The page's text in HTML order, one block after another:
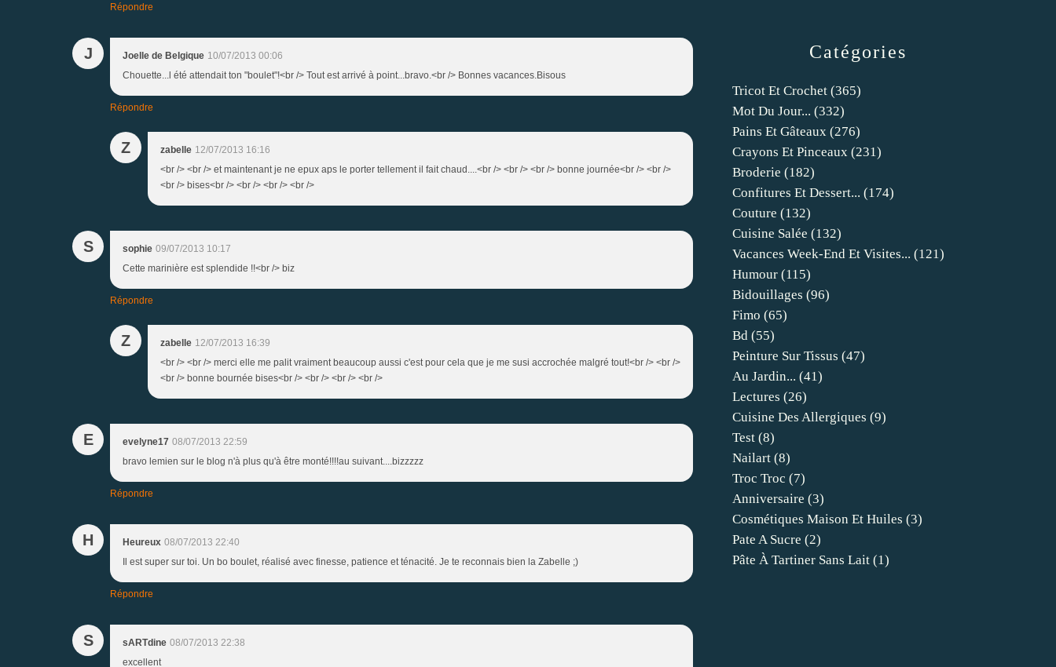
Répondre
J Joelle de Belgique 10/07/2013 00:06
Chouette...l été attendait ton "boulet"!<br /> Tout est arrivé à point...bravo.<br /> Bonnes vacances.Bisous
Répondre
Z zabelle 12/07/2013 16:16
<br /> <br /> et maintenant je ne epux aps le porter tellement il fait chaud....<br /> <br /> <br /> bonne journée<br /> <br />
<br /> bises<br /> <br /> <br /> <br />
S sophie 09/07/2013 10:17
Cette marinière est splendide !!<br /> biz
Répondre
Z zabelle 12/07/2013 16:39
<br /> <br /> merci elle me palit vraiment beaucoup aussi c'est pour cela que je me susi accrochée malgré tout!<br /> <br />
<br /> bonne bournée bises<br /> <br /> <br /> <br />
E evelyne17 08/07/2013 22:59
bravo lemien sur le blog n'à plus qu'à être monté!!!!au suivant....bizzzzz
Répondre
H Heureux 08/07/2013 22:40
Il est super sur toi. Un bo boulet, réalisé avec finesse, patience et ténacité. Je te reconnais bien la Zabelle ;)
Répondre
S sARTdine 08/07/2013 22:38
excellent
Catégories
Tricot Et Crochet (365)
Mot Du Jour... (332)
Pains Et Gâteaux (276)
Crayons Et Pinceaux (231)
Broderie (182)
Confitures Et Dessert... (174)
Couture (132)
Cuisine Salée (132)
Vacances Week-End Et Visites... (121)
Humour (115)
Bidouillages (96)
Fimo (65)
Bd (55)
Peinture Sur Tissus (47)
Au Jardin... (41)
Lectures (26)
Cuisine Des Allergiques (9)
Test (8)
Nailart (8)
Troc Troc (7)
Anniversaire (3)
Cosmétiques Maison Et Huiles (3)
Pate A Sucre (2)
Pâte À Tartiner Sans Lait (1)